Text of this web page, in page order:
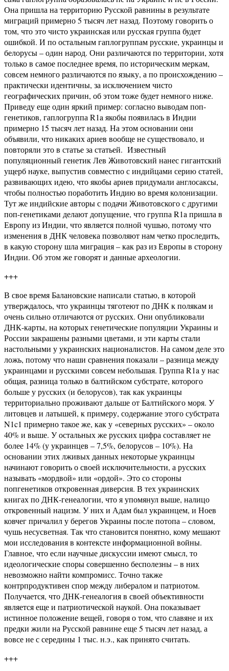
Она пришла на территорию Русской равнины в результате
миграций примерно 5 тысяч лет назад. Поэтому говорить о
том, что это чисто украинская или русская группа будет
ошибкой. И по остальным гаплогруппам русские, украинцы и
белорусы – один народ. Они различаются по территории, хотя
только в самое последнее время, по историческим меркам,
совсем немного различаются по языку, а по происхождению –
практически идентичны, за исключением чисто
географических причин, об этом тоже будет немного ниже.
Приведу еще один яркий пример: согласно выводам поп-
генетиков, гаплогруппа R1a якобы появилась в Индии
примерно 15 тысяч лет назад. На этом основании они
объявили, что никаких ариев вообще не существовало, и
повторяли это в статье за статьей. Известный
популяционный генетик Лев Животовский нанес гигантский
ущерб науке, выпустив совместно с индийцами серию статей,
развивающих идею, что якобы ариев придумали англосаксы,
чтобы полностью поработить Индию во время колонизации.
Тут же индийские авторы с подачи Животовского с другими
поп-генетиками делают допущение, что группа R1a пришла в
Европу из Индии, что является полной чушью, потому что
изменения в ДНК человека позволяют нам четко проследить,
в какую сторону шла миграция – как раз из Европы в сторону
Индии. Об этом же говорят и данные археологии.
+++
В свое время Балановские написали статью, в которой
утверждалось, что украинцы тяготеют по ДНК к полякам и
очень сильно отличаются от русских. Они опубликовали
ДНК-карты, на которых генетические популяции Украины и
России закрашены разными цветами, и эти карты стали
настольными у украинских националистов. На самом деле это
ложь, потому что наши сравнения показали – разница между
украинцами и русскими совсем небольшая. Группа R1a у нас
общая, разница только в балтийском субстрате, которого
больше у русских (и белорусов), так как украинцы
территориально проживают дальше от Балтийского моря. У
литовцев и латышей, к примеру, содержание этого субстрата
N1c1 примерно такое же, как у «северных русских» – около
40% и выше. У остальных же русских цифра составляет не
более 14% (у украинцев – 7,5%, белорусов – 10%). На
основании этих лживых данных некоторые украинцы
начинают говорить о своей исключительности, а русских
называть «мордвой» или «ордой». Это со стороны
попгенетиков откровенная диверсия. В тех украинских
книгах по ДНК-генеалогии, что я упомянул выше, налицо
откровенный нацизм. У них и Адам был украинцем, и Ноев
ковчег причалил у берегов Украины после потопа – словом,
чушь несусветная. Так что становится понятно, кому мешают
мои исследования в контексте информационной войны.
Главное, что если научные дискуссии имеют смысл, то
идеологические споры совершенно бесполезны – в них
невозможно найти компромисс. Точно также
контрпродуктивен спор между либералом и патриотом.
Получается, что ДНК-генеалогия в своей объективности
является еще и патриотической наукой. Она показывает
истинное положение вещей, говоря о том, что славяне и их
предки жили на Русской равнине еще 5 тысяч лет назад, а
вовсе не с середины 1 тыс. н.э., как принято считать.
+++